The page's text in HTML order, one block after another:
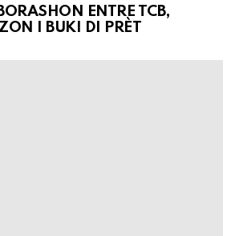
ENTRE TCB,
I BUKI DI PRÈT